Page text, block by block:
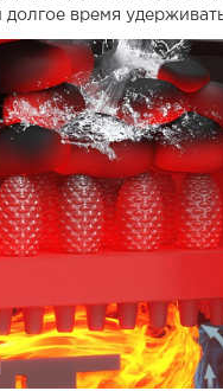
долгое время